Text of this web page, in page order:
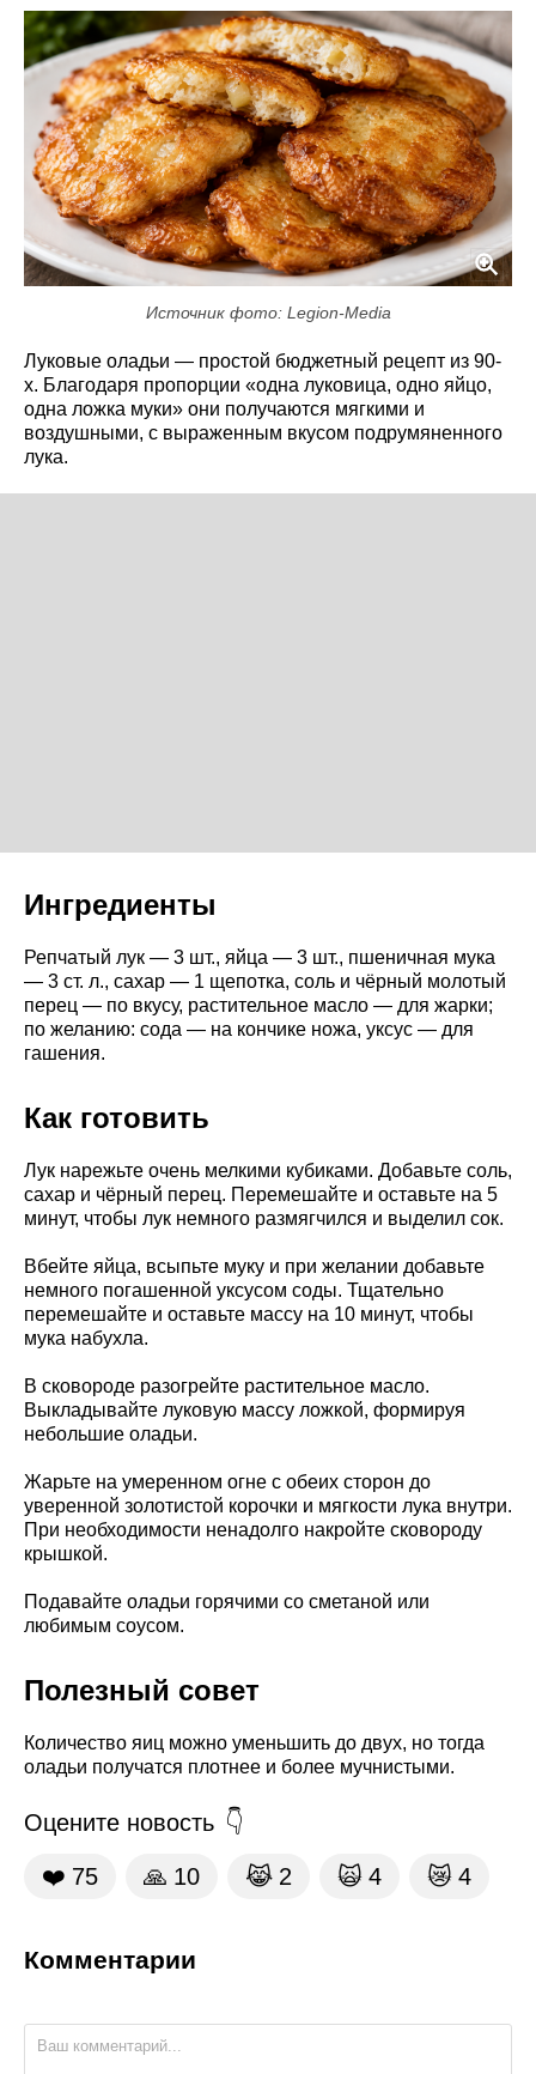
Источник фото: Legion-Media
Луковые оладьи — простой бюджетный рецепт из 90-
х. Благодаря пропорции «одна луковица, одно яйцо,
одна ложка муки» они получаются мягкими и
воздушными, с выраженным вкусом подрумяненного
лука.
Ингредиенты
Репчатый лук — 3 шт., яйца — 3 шт., пшеничная мука
— 3 ст. л., сахар — 1 щепотка, соль и чёрный молотый
перец — по вкусу, растительное масло — для жарки;
по желанию: сода — на кончике ножа, уксус — для
гашения.
Как готовить
Лук нарежьте очень мелкими кубиками. Добавьте соль,
сахар и чёрный перец. Перемешайте и оставьте на 5
минут, чтобы лук немного размягчился и выделил сок.
Вбейте яйца, всыпьте муку и при желании добавьте
немного погашенной уксусом соды. Тщательно
перемешайте и оставьте массу на 10 минут, чтобы
мука набухла.
В сковороде разогрейте растительное масло.
Выкладывайте луковую массу ложкой, формируя
небольшие оладьи.
Жарьте на умеренном огне с обеих сторон до
уверенной золотистой корочки и мягкости лука внутри.
При необходимости ненадолго накройте сковороду
крышкой.
Подавайте оладьи горячими со сметаной или
любимым соусом.
Полезный совет
Количество яиц можно уменьшить до двух, но тогда
оладьи получатся плотнее и более мучнистыми.
Оцените новость
❤️ 75 🙏 10 😹 2 🙀 4 😿 4
Комментарии